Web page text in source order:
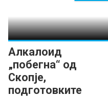
Алкалоид
„побегна“ од
Скопје,
подготовките